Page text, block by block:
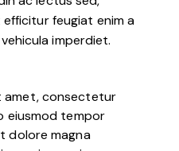
feugiat enim a
imperdiet.
amet, consectetur
eiusmod tempor
dolore magna